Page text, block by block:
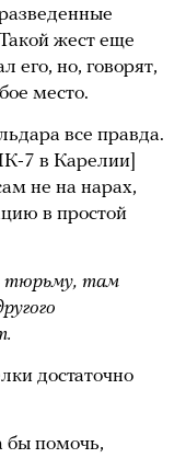
жест еще
его, но, говорят,
место.
все правда.
7 в Карелии]
не на нарах,
в простой
тюрьму, там
достаточно
бы помочь,